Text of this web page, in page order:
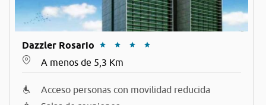
Dazzler Rosario
A menos de 5,3 Km
Acceso personas con movilidad reducida